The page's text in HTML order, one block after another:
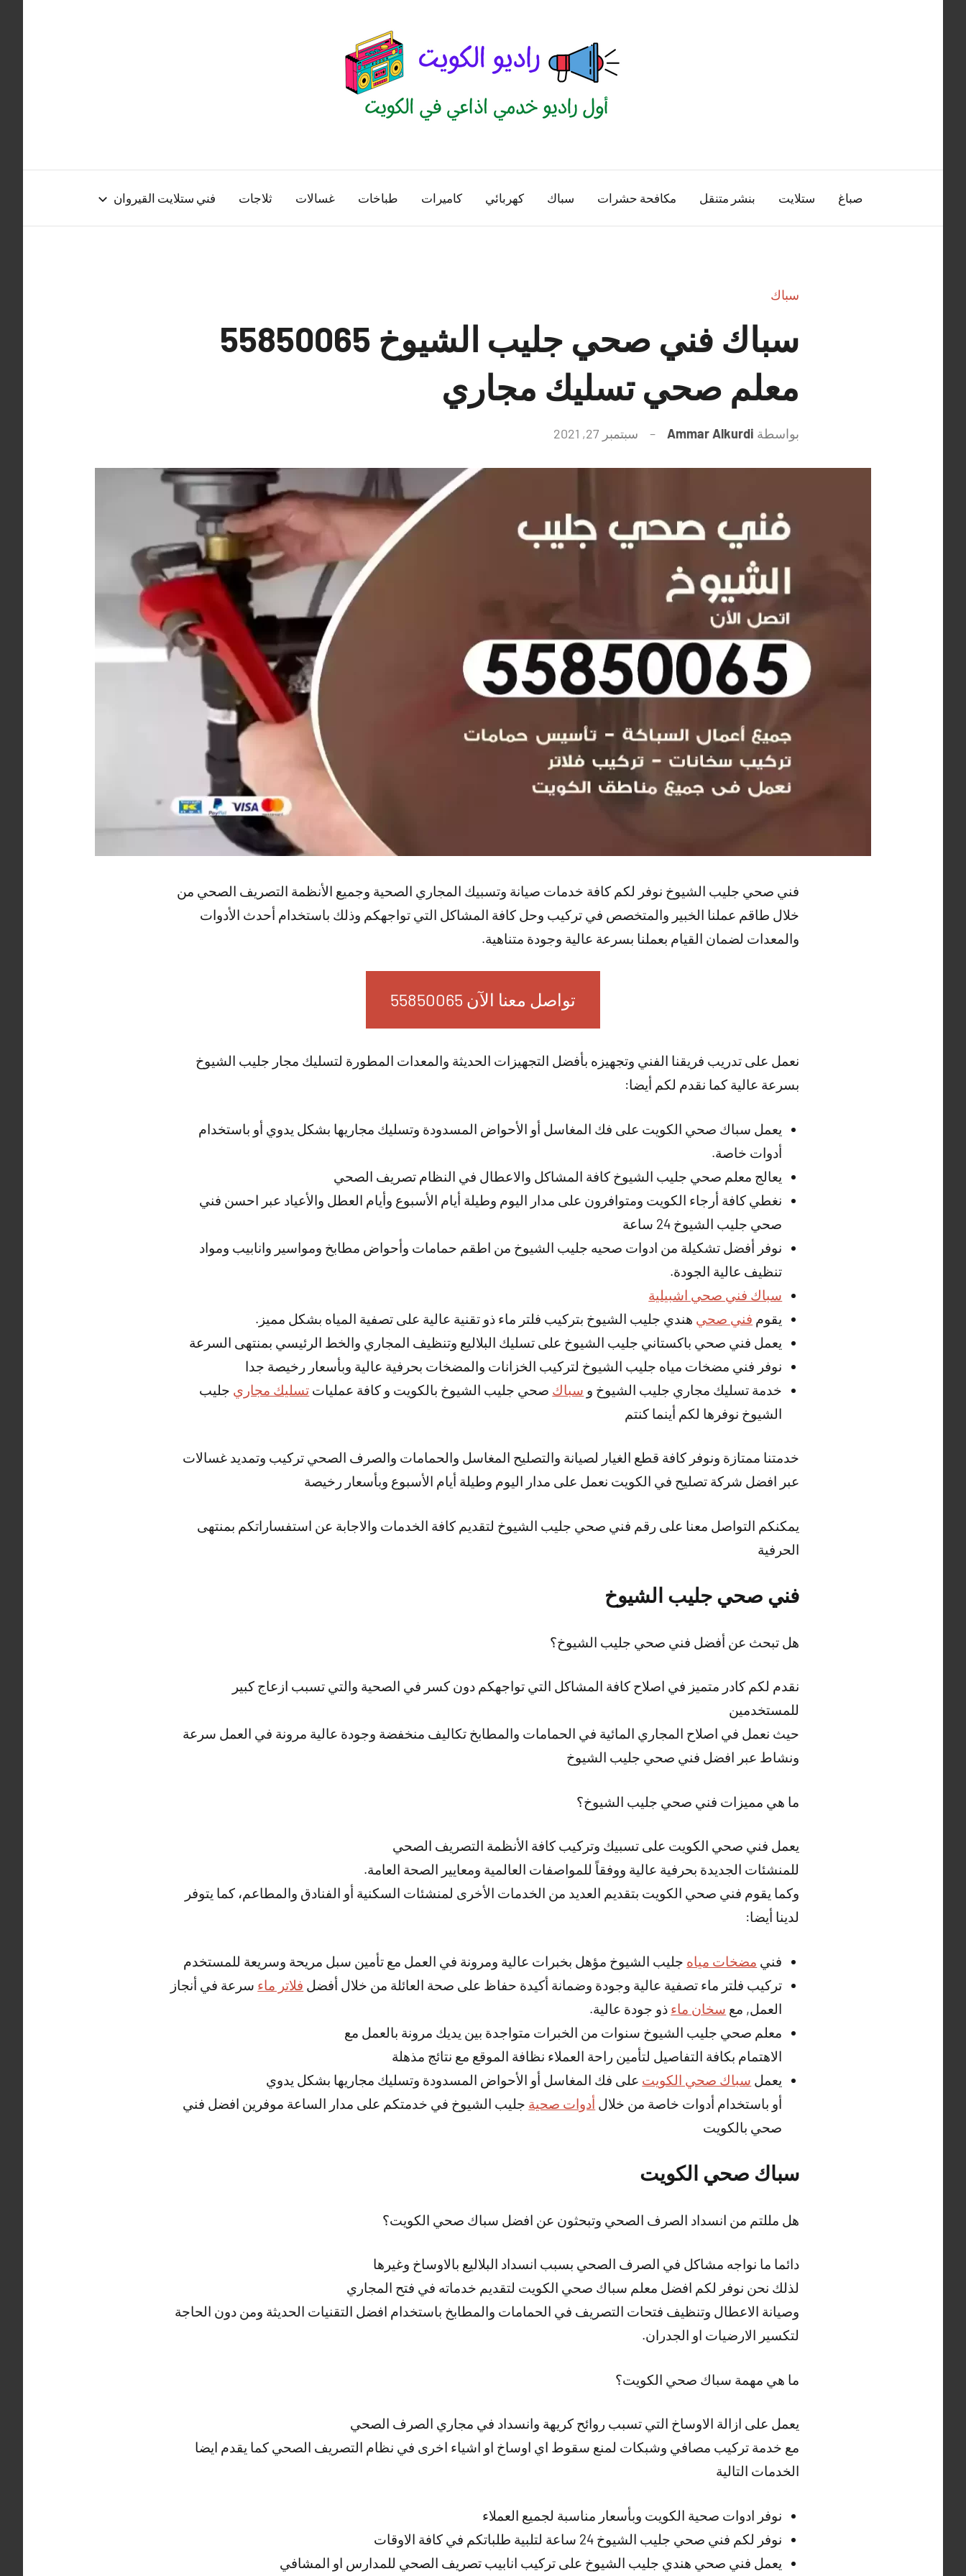
الكويت
منصة
اذاعية
صباغ ستلايت بنشر متنقل مكافحة حشرات سباك كهربائي كاميرات طباخات غسالات ثلاجات فني ستلايت القيروان
سباك
سباك فني صحي جليب الشيوخ 55850065
معلم صحي تسليك مجاري
بواسطة Ammar Alkurdi سبتمبر 27, 2021
فني صحي جليب الشيوخ نوفر لكم كافة خدمات صيانة وتسبيك المجاري الصحية وجميع الأنظمة التصريف الصحي من
خلال طاقم عملنا الخبير والمتخصص في تركيب وحل كافة المشاكل التي تواجهكم وذلك باستخدام أحدث الأدوات
والمعدات لضمان القيام بعملنا بسرعة عالية وجودة متناهية.
تواصل معنا الآن 55850065
نعمل على تدريب فريقنا الفني وتجهيزه بأفضل التجهيزات الحديثة والمعدات المطورة لتسليك مجار جليب الشيوخ
بسرعة عالية كما نقدم لكم أيضا:
يعمل سباك صحي الكويت على فك المغاسل أو الأحواض المسدودة وتسليك مجاريها بشكل يدوي أو باستخدام
أدوات خاصة.
يعالج معلم صحي جليب الشيوخ كافة المشاكل والاعطال في النظام تصريف الصحي
نغطي كافة أرجاء الكويت ومتوافرون على مدار اليوم وطيلة أيام الأسبوع وأيام العطل والأعياد عبر احسن فني
صحي جليب الشيوخ 24 ساعة
نوفر أفضل تشكيلة من ادوات صحيه جليب الشيوخ من اطقم حمامات وأحواض مطابخ ومواسير وانابيب ومواد
تنظيف عالية الجودة.
سباك فني صحي اشبيلية
يقوم فني صحي هندي جليب الشيوخ بتركيب فلتر ماء ذو تقنية عالية على تصفية المياه بشكل مميز.
يعمل فني صحي باكستاني جليب الشيوخ على تسليك البلاليع وتنظيف المجاري والخط الرئيسي بمنتهى السرعة
نوفر فني مضخات مياه جليب الشيوخ لتركيب الخزانات والمضخات بحرفية عالية وبأسعار رخيصة جدا
خدمة تسليك مجاري جليب الشيوخ و سباك صحي جليب الشيوخ بالكويت و كافة عمليات تسليك مجاري جليب
الشيوخ نوفرها لكم أينما كنتم
خدمتنا ممتازة ونوفر كافة قطع الغيار لصيانة والتصليح المغاسل والحمامات والصرف الصحي تركيب وتمديد غسالات
عبر افضل شركة تصليح في الكويت نعمل على مدار اليوم وطيلة أيام الأسبوع وبأسعار رخيصة
يمكنكم التواصل معنا على رقم فني صحي جليب الشيوخ لتقديم كافة الخدمات والاجابة عن استفساراتكم بمنتهى
الحرفية
فني صحي جليب الشيوخ
هل تبحث عن أفضل فني صحي جليب الشيوخ؟
نقدم لكم كادر متميز في اصلاح كافة المشاكل التي تواجهكم دون كسر في الصحية والتي تسبب ازعاج كبير
للمستخدمين
حيث نعمل في اصلاح المجاري المائية في الحمامات والمطابخ تكاليف منخفضة وجودة عالية مرونة في العمل سرعة
ونشاط عبر افضل فني صحي جليب الشيوخ
ما هي مميزات فني صحي جليب الشيوخ؟
يعمل فني صحي الكويت على تسبيك وتركيب كافة الأنظمة التصريف الصحي
للمنشئات الجديدة بحرفية عالية ووفقاً للمواصفات العالمية ومعايير الصحة العامة.
وكما يقوم فني صحي الكويت بتقديم العديد من الخدمات الأخرى لمنشئات السكنية أو الفنادق والمطاعم، كما يتوفر
لدينا أيضا:
فني مضخات مياه جليب الشيوخ مؤهل بخبرات عالية ومرونة في العمل مع تأمين سبل مريحة وسريعة للمستخدم
تركيب فلتر ماء تصفية عالية وجودة وضمانة أكيدة حفاظ على صحة العائلة من خلال أفضل فلاتر ماء سرعة في أنجاز
العمل, مع سخان ماء ذو جودة عالية.
معلم صحي جليب الشيوخ سنوات من الخبرات متواجدة بين يديك مرونة بالعمل مع
الاهتمام بكافة التفاصيل لتأمين راحة العملاء نظافة الموقع مع نتائج مذهلة
يعمل سباك صحي الكويت على فك المغاسل أو الأحواض المسدودة وتسليك مجاريها بشكل يدوي
أو باستخدام أدوات خاصة من خلال أدوات صحية جليب الشيوخ في خدمتكم على مدار الساعة موفرين افضل فني
صحي بالكويت
سباك صحي الكويت
هل مللتم من انسداد الصرف الصحي وتبحثون عن افضل سباك صحي الكويت؟
دائما ما نواجه مشاكل في الصرف الصحي بسبب انسداد البلاليع بالاوساخ وغيرها
لذلك نحن نوفر لكم افضل معلم سباك صحي الكويت لتقديم خدماته في فتح المجاري
وصيانة الاعطال وتنظيف فتحات التصريف في الحمامات والمطابخ باستخدام افضل التقنيات الحديثة ومن دون الحاجة
لتكسير الارضيات او الجدران.
ما هي مهمة سباك صحي الكويت؟
يعمل على ازالة الاوساخ التي تسبب روائح كريهة وانسداد في مجاري الصرف الصحي
مع خدمة تركيب مصافي وشبكات لمنع سقوط اي اوساخ او اشياء اخرى في نظام التصريف الصحي كما يقدم ايضا
الخدمات التالية
نوفر ادوات صحية الكويت وبأسعار مناسبة لجميع العملاء
نوفر لكم فني صحي جليب الشيوخ 24 ساعة لتلبية طلباتكم في كافة الاوقات
يعمل فني صحي هندي جليب الشيوخ على تركيب انابيب تصريف الصحي للمدارس او المشافي